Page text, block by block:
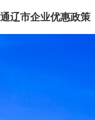
通辽市企业优惠政策